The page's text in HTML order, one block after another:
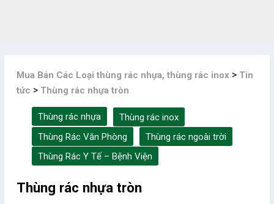
Mua Bán Các Loại thùng rác nhựa, thùng rác inox > Tin
tức > Thùng rác nhựa tròn
Thùng rác nhựa
Thùng rác inox
Thùng Rác Văn Phòng
Thùng rác ngoài trời
Thùng Rác Y Tế – Bệnh Viện
Thùng rác nhựa tròn